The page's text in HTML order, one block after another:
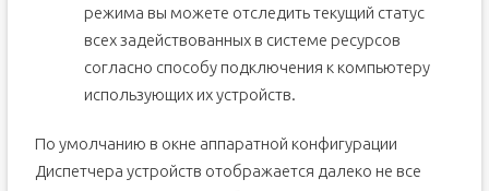
режима вы можете отследить текущий статус
всех задействованных в системе ресурсов
согласно способу подключения к компьютеру
использующих их устройств.
По умолчанию в окне аппаратной конфигурации
Диспетчера устройств отображается далеко не все